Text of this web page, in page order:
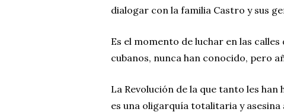
dialogar con la familia Castro y sus
Es el momento de luchar en las
cubanos, nunca han conocido, pero
La Revolución de la que tanto les han
es una oligarquía totalitaria y